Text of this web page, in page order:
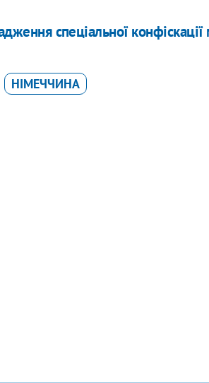
спеціальної
НІМЕЧЧИНА